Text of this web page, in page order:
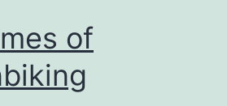
of